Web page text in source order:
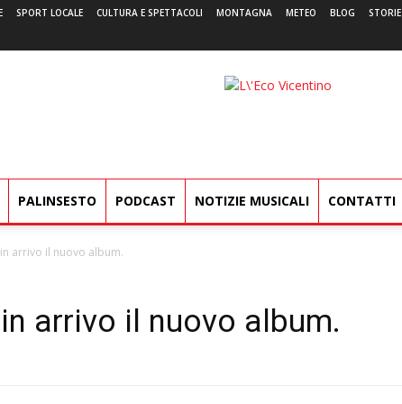
SPORT LOCALE CULTURA E SPETTACOLI MONTAGNA METEO BLOG STORIE
L'Eco
PALINSESTO PODCAST NOTIZIE MUSICALI CONTATTI
arrivo il nuovo album.
arrivo il nuovo album.